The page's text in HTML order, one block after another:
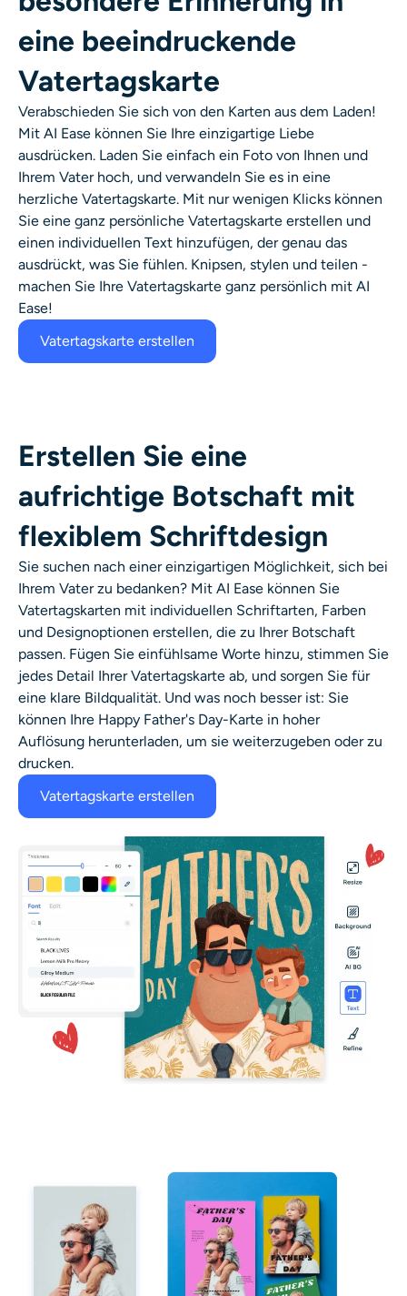
KI-Headshot-Generator
Video-Werkzeuge
Videoeffekte
Video-Verstärker
Video-Wasserzeichen-Entferner
eine beeindruckende
Vatertagskarte
Verabschieden Sie sich von den Karten aus dem Laden!
Mit AI Ease können Sie Ihre einzigartige Liebe
ausdrücken. Laden Sie einfach ein Foto von Ihnen und
Ihrem Vater hoch, und verwandeln Sie es in eine
herzliche Vatertagskarte. Mit nur wenigen Klicks können
Sie eine ganz persönliche Vatertagskarte erstellen und
einen individuellen Text hinzufügen, der genau das
ausdrückt, was Sie fühlen. Knipsen, stylen und teilen -
machen Sie Ihre Vatertagskarte ganz persönlich mit AI
Ease!
Vatertagskarte erstellen
Erstellen Sie eine
aufrichtige Botschaft mit
flexiblem Schriftdesign
Sie suchen nach einer einzigartigen Möglichkeit, sich bei
Ihrem Vater zu bedanken? Mit AI Ease können Sie
Vatertagskarten mit individuellen Schriftarten, Farben
und Designoptionen erstellen, die zu Ihrer Botschaft
passen. Fügen Sie einfühlsame Worte hinzu, stimmen Sie
jedes Detail Ihrer Vatertagskarte ab, und sorgen Sie für
eine klare Bildqualität. Und was noch besser ist: Sie
können Ihre Happy Father's Day-Karte in hoher
Auflösung herunterladen, um sie weiterzugeben oder zu
drucken.
Vatertagskarte erstellen